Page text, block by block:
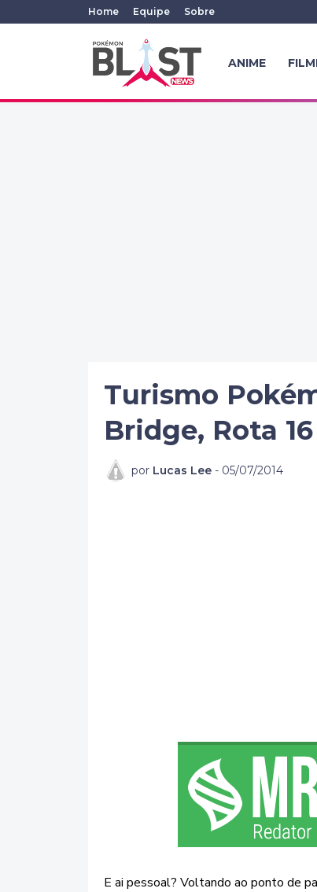
Home Equipe Sobre
ANIME
Turismo
Bridge, Rota
por Lucas Lee - 05/07/2014
E ai pessoal? Voltando ao ponto de